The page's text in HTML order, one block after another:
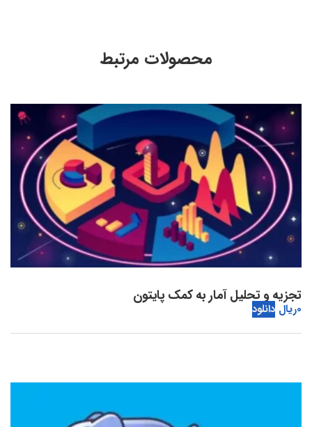
محصولات مرتبط
تجزیه و تحلیل آمار به کمک پایتون
0ریال دانلود